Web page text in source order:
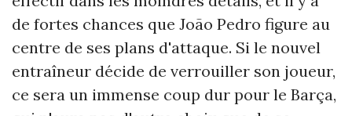
de fortes chances que João Pedro figure au
centre de ses plans d'attaque. Si le nouvel
entraîneur décide de verrouiller son joueur,
ce sera un immense coup dur pour le Barça,